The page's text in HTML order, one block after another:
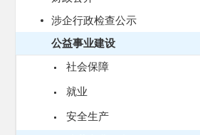
涉企行政检查公示
公益事业建设
社会保障
就业
安全生产